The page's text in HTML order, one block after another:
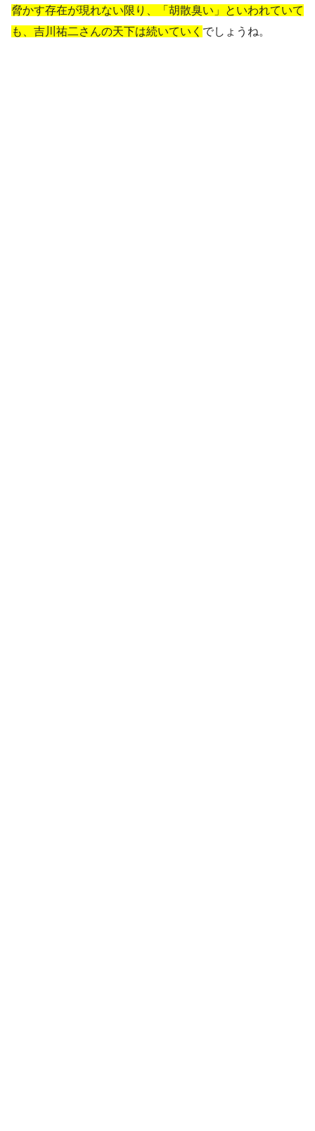
脅かす存在が現れない限り、「胡散臭い」といわれていて
も、吉川祐二さんの天下は続いていく でしょうね。